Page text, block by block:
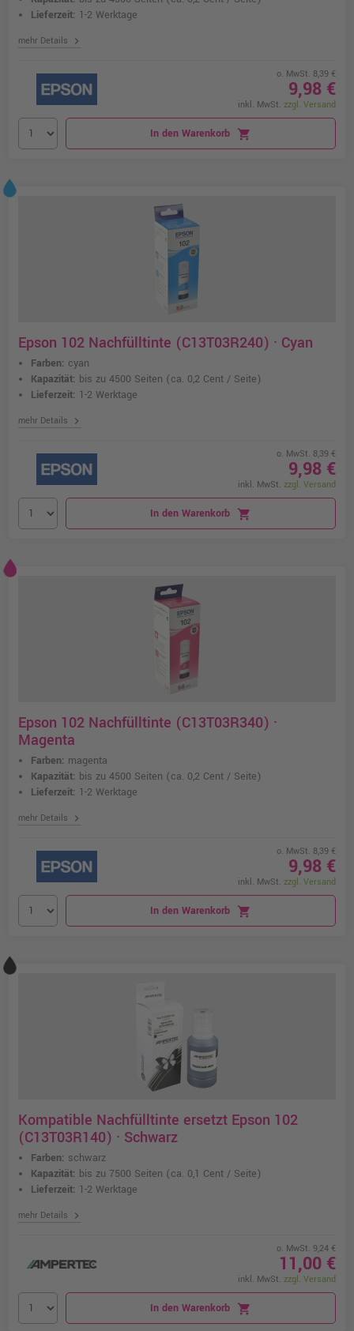
Lieferzeit: 1-2 Werktage
mehr Details chevron_right
o. MwSt. 8,39 €
9,98 €
inkl. MwSt. zzgl. Versand
In den Warenkorb shopping_cart
Epson 102 Nachfülltinte (C13T03R240) · Cyan
Farben: cyan
Kapazität: bis zu 4500 Seiten (ca. 0,2 Cent / Seite)
Lieferzeit: 1-2 Werktage
mehr Details chevron_right
o. MwSt. 8,39 €
9,98 €
inkl. MwSt. zzgl. Versand
In den Warenkorb shopping_cart
Epson 102 Nachfülltinte (C13T03R340) ·
Magenta
Farben: magenta
Kapazität: bis zu 4500 Seiten (ca. 0,2 Cent / Seite)
Lieferzeit: 1-2 Werktage
mehr Details chevron_right
o. MwSt. 8,39 €
9,98 €
inkl. MwSt. zzgl. Versand
In den Warenkorb shopping_cart
Kompatible Nachfülltinte ersetzt Epson 102
(C13T03R140) · Schwarz
Farben: schwarz
Kapazität: bis zu 7500 Seiten (ca. 0,1 Cent / Seite)
Lieferzeit: 1-2 Werktage
mehr Details chevron_right
o. MwSt. 9,24 €
11,00 €
inkl. MwSt. zzgl. Versand
In den Warenkorb shopping_cart